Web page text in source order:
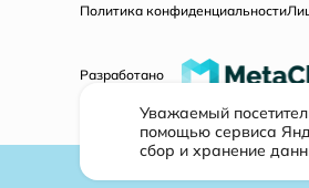
Политика конфиденциальности
Разработано
Уважаемый
помощью сервиса
сбор и хранение